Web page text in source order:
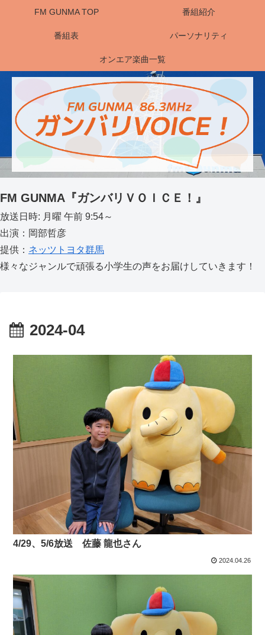
FM GUNMA TOP 番組紹介
番組表 パーソナリティ
オンエア楽曲一覧
FM GUNMA『ガンバリＶＯＩＣＥ！』
放送日時: 月曜 午前 9:54～
出演：岡部哲彦
提供： ネッツトヨタ群馬
様々なジャンルで頑張る小学生の声をお届けしていきます！
2024-04
4/29、5/6放送 佐藤 龍也さん
2024.04.26